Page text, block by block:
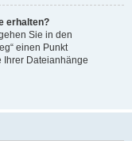
erhalten?
Sie in den
einen Punkt
Ihrer Dateianhänge